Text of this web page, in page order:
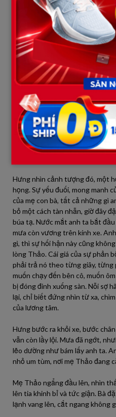
đêm mịt mùng.
Chiếc xe của Hưng chậm rãi lăn
Mưa vẫn rơi, từng hạt nặng trĩu
cách đó chừng trăm mét, tắt
từng hồi rung nhẹ trong màn
thể thấy ánh đèn leo lét hắt ra
đơn sơ nằm nép mình giữa vườn
Một bóng người thấp thoáng
mắt, tim như bị ai bóp nghẹt. Đó
căng tròn, chứng minh cho một
dáng người gầy gò, tay run run,
Bà mớm từng thìa cháo nóng
Hưng nhìn cảnh tượng đó, một
họng. Sự yếu đuối, mong manh
của mẹ con bà, tất cả những gì
bỏ một cách tàn nhẫn, giờ đây
búa tạ. Nước mắt anh ta bắt
mưa còn vương trên kính xe.
gì, thì sự hối hận này cũng
lòng Thảo. Cái giá của sự phản
phải trả nó theo từng giây, từng
muốn chạy đến bên cô, muốn
bị đóng đinh xuống sàn. Nỗi sợ
lại, chỉ biết đứng nhìn từ xa,
của lương tâm.
Hưng bước ra khỏi xe, bước
vẫn còn lầy lội. Mưa đã ngớt,
lẽo dường như bám lấy anh ta.
nhỏ um tùm, nơi mẹ Thảo đang
Mẹ Thảo ngẩng đầu lên, nhìn
lên tia khinh bỉ và tức giận. Bà
lạnh vang lên, cắt ngang không